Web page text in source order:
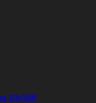
10×100